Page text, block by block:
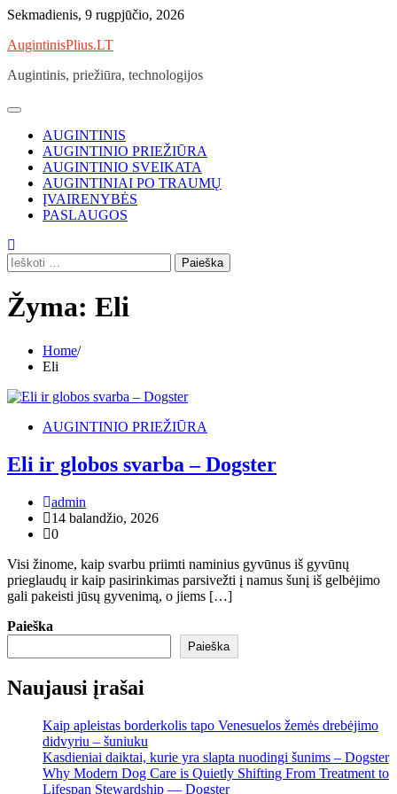
Skip
content
Sekmadienis, 9 rugpjūčio, 2026
AugintinisPlius.LT
Augintinis, priežiūra, technologijos
AUGINTINIS
AUGINTINIO PRIEŽIŪRA
AUGINTINIO SVEIKATA
AUGINTINIAI PO TRAUMŲ
ĮVAIRENYBĖS
PASLAUGOS
Ieškoti:
Žyma: Eli
Home
Eli
AUGINTINIO PRIEŽIŪRA
Eli ir globos svarba – Dogster
admin
14 balandžio, 2026
0
Visi žinome, kaip svarbu priimti naminius gyvūnus iš gyvūnų
prieglaudų ir kaip pasirinkimas parsivežti į namus šunį iš gelbėjimo
gali pakeisti jūsų gyvenimą, o jiems […]
Paieška
Paieška
Naujausi įrašai
Kaip apleistas borderkolis tapo Venesuelos žemės drebėjimo
didvyriu – šuniuku
Kasdieniai daiktai, kurie yra slapta nuodingi šunims – Dogster
Why Modern Dog Care is Quietly Shifting From Treatment to
Lifespan Stewardship — Dogster